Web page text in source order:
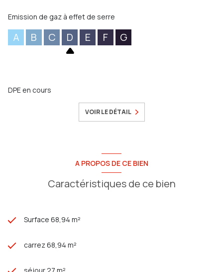
Emission de gaz à effet de serre
A B C D E F G
DPE en cours
VOIR LE DÉTAIL
A PROPOS DE CE BIEN
Caractéristiques de ce bien
Surface 68,94 m²
carrez 68,94 m²
séjour 27 m²